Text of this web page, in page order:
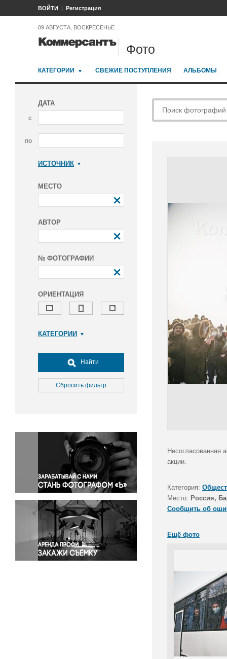
ВОЙТИ Регистрация
09 АВГУСТА, ВОСКРЕСЕНЬЕ
Фото
КАТЕГОРИИ СВЕЖИЕ ПОСТУПЛЕНИЯ АЛЬБОМЫ
ДАТА
с
по
ИСТОЧНИК
МЕСТО
АВТОР
№ ФОТОГРАФИИ
ОРИЕНТАЦИЯ
КАТЕГОРИИ
Досуг, туризм и отдых
Культура
Медицина
Окружающая среда
Политика
Правосудие
Происшествия и конфликты
Религия
Светская жизнь
Спорт
Экология
Экономика и бизнес
Найти
Сбросить фильтр
Несогласованная
акции.
Категория:
Место: Россия,
Сообщить об
Ещё фото